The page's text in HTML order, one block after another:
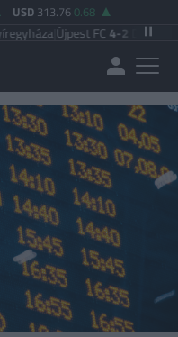
USD 313.76 0.68
FC4-2Debreceni VSC |